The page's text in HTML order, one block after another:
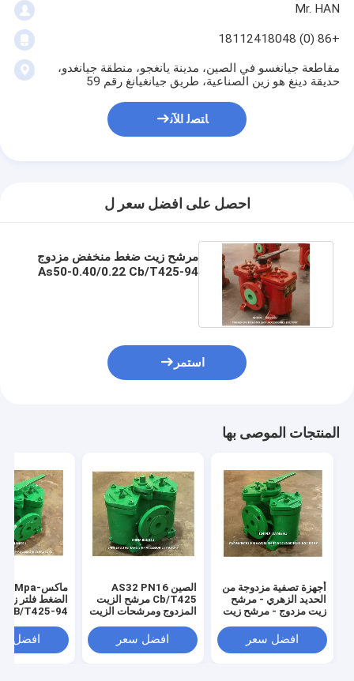
Mr. HAN
+86 (0) 18112418048
مقاطعة جيانغسو في الصين، مدينة يانغجو، منطقة جيانغدو،
حديقة دينغ هو زين الصناعية، طريق جيانغيانغ رقم 59
ﺎﺘﺼﻟ ﺍﻶﻧ
احصل على افضل سعر ل
مرشح زيت ضغط منخفض مزدوج
As50-0.40/0.22 Cb/T425-94
استمر
المنتجات الموصى بها
أجهزة تصفية مزدوجة من
الحديد الزهري - مرشح
زيت مزدوج - مرشح زيت
الصين AS32 CB / T425 افضل سعر
الصين AS32 PN16
Cb/T425 مرشح الزيت
المزدوج ومرشحات الزيت
FeiHang Marine
افضل سعر
الضغط فلتر
افضل